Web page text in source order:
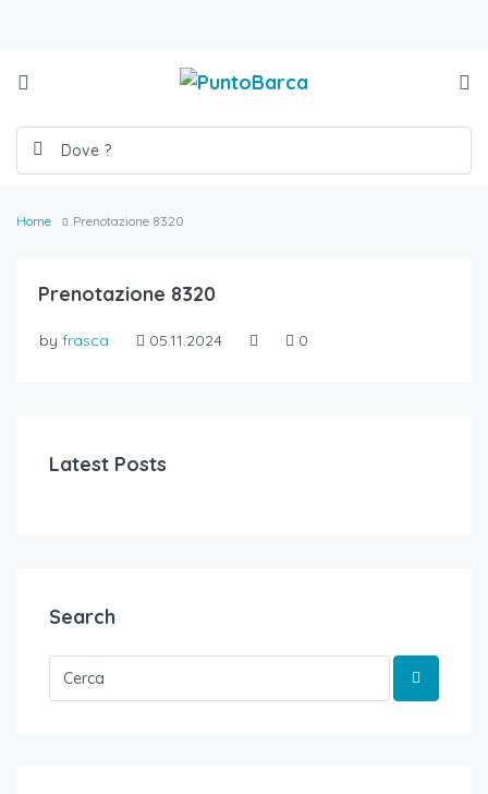
Home Prenotazione 8320
Prenotazione 8320
by frasca 05.11.2024 0
Latest Posts
Search